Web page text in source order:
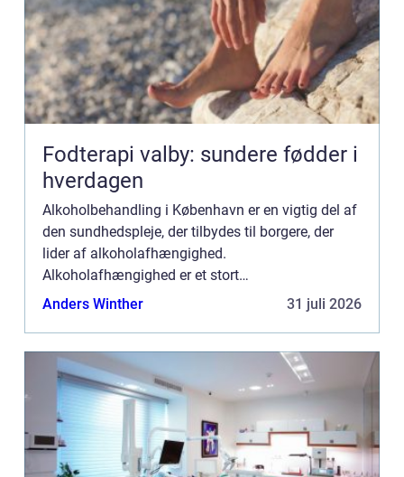
Fodterapi valby: sundere fødder i
hverdagen
Alkoholbehandling i København er en vigtig del af
den sundhedspleje, der tilbydes til borgere, der
lider af alkoholafhængighed.
Alkoholafhængighed er et stort
samfundsproblem, der påvirker både den enkelte
Anders Winther 31 juli 2026